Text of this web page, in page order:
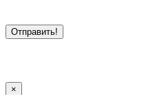
×